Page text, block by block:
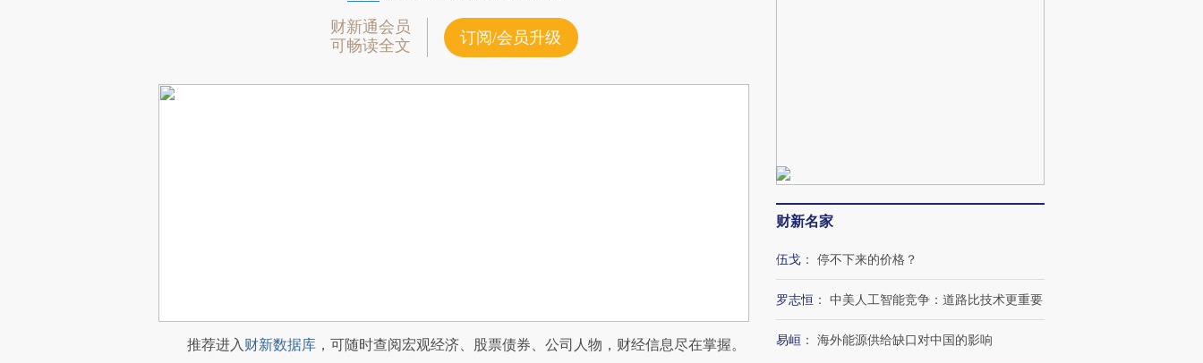
财新通会员
可畅读全文
订阅/会员升级
推荐进入财新数据库 ，可随时查阅宏观经济、股票债券、公司人物，财经信息尽在掌握。
财新名家
伍戈 ： 停不下来的价格？
罗志恒 ： 中美人工智能竞争：道路比技术更重要
易峘 ： 海外能源供给缺口对中国的影响